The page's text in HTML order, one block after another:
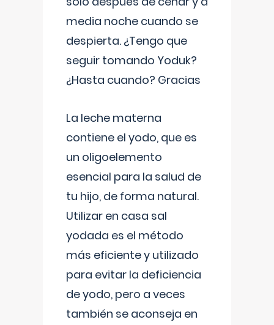
media noche cuando se
despierta. ¿Tengo que
seguir tomando Yoduk?
¿Hasta cuando? Gracias
La leche materna
contiene el yodo, que es
un oligoelemento
esencial para la salud de
tu hijo, de forma natural.
Utilizar en casa sal
yodada es el método
más eficiente y utilizado
para evitar la deficiencia
de yodo, pero a veces
también se aconseja en